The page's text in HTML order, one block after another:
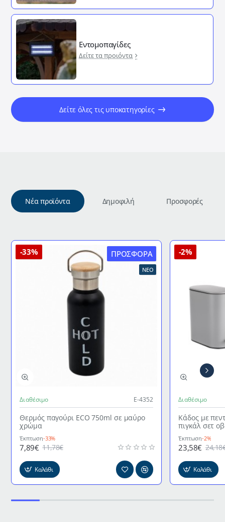
Εντομοπαγίδες
Δείτε τα προιόντα
Δείτε όλες τις υποκατηγορίες
Νέα προϊόντα Δημοφιλή Προσφορές
ΠΡΟΣΦΟΡΆ
ΝΈΟ
-33%
Διαθέσιμο Ε-4352
Θερμός παγούρι ECO 750ml σε μαύρο
χρώμα
Έκπτωση-33%
7,89€ 11,78€
Καλάθι
-2%
Διαθέσιμο
Κάδος με
πιγκάλ σετ
Έκπτωση-2%
23,58€
Καλάθι